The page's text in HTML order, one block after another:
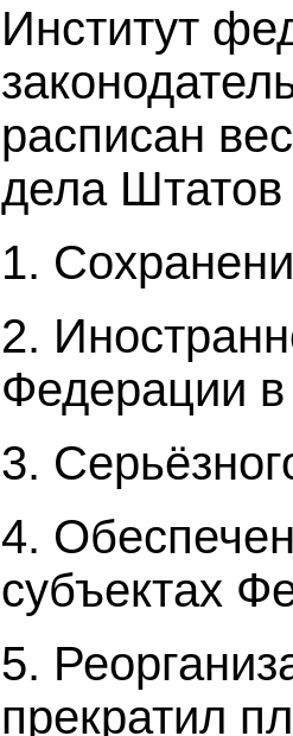
Институт
расписан
дела Штатов
1.
2.
Федерации в
3.
4.
субъектах
5.
прекратил